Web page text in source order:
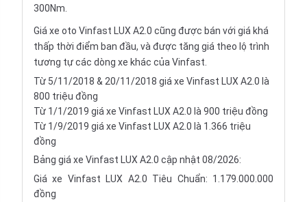
300Nm.
Giáxe oto Vinfast LUX A2.0 cũng được bán với giá khá
thấp thời điểm ban đầu, và được tăng giá theo lộ trình
tương tự các dòng xe khác của Vinfast.
Từ 5/11/2018 & 20/11/2018 giá xe Vinfast LUX A2.0 là
800 triệu đồng
Từ 1/1/2019 giá xe Vinfast LUX A2.0 là 900 triệu đồng
Từ 1/9/2019 giá xe Vinfast LUX A2.0 là 1.366 triệu
đồng
Bảng giá xe Vinfast LUX A2.0 cập nhật 08/2026:
Giá xe Vinfast LUX A2.0 Tiêu Chuẩn: 1.179.000.000
đồng